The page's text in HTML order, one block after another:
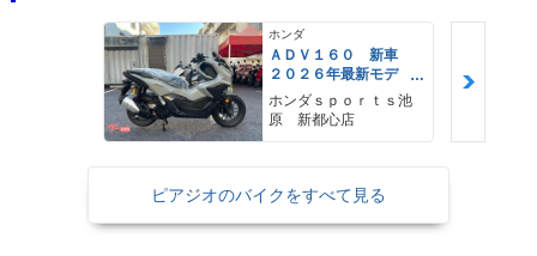
ホンダ
ＡＤＶ１６０ 新車
２０２６年最新モデ
ル パールスモーキー
グレー スマートキ
ー ２９Ｌメットイ
ホンダｓｐｏｒｔｓ池
原 新都心店
ピアジオのバイクをすべて見る